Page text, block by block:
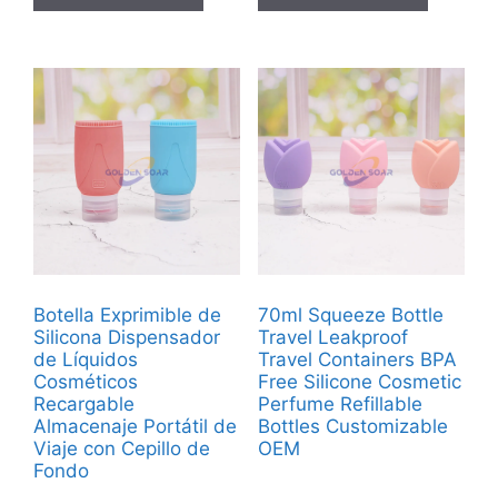
Botella Exprimible de
Silicona Dispensador
de Líquidos
Cosméticos
Recargable
Almacenaje Portátil de
Viaje con Cepillo de
Fondo
70ml Squeeze Bottle
Travel Leakproof
Travel Containers BPA
Free Silicone Cosmetic
Perfume Refillable
Bottles Customizable
OEM